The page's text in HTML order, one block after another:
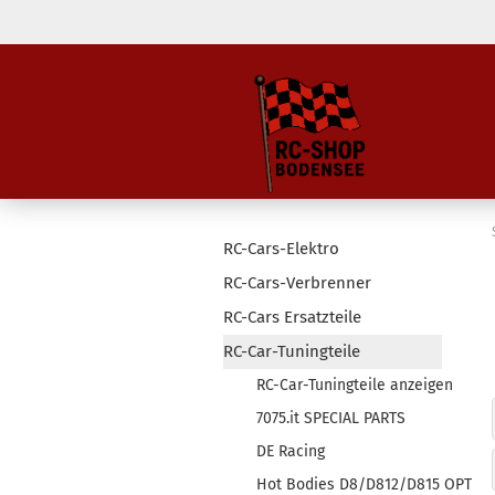
RC-Cars-Elektro
RC-Cars-Verbrenner
RC-Cars Ersatzteile
RC-Car-Tuningteile
RC-Car-Tuningteile anzeigen
7075.it SPECIAL PARTS
DE Racing
Hot Bodies D8/D812/D815 OPT